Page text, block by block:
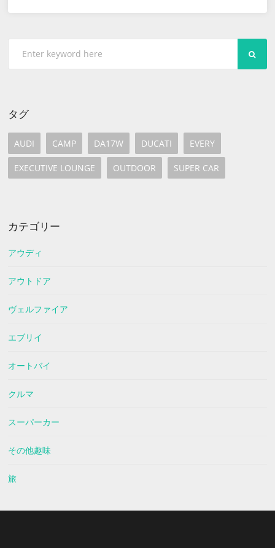
タグ
AUDI CAMP DA17W DUCATI EVERY
EXECUTIVE LOUNGE OUTDOOR SUPER CAR
カテゴリー
アウディ
アウトドア
ヴェルファイア
エブリイ
オートバイ
クルマ
スーパーカー
その他趣味
旅